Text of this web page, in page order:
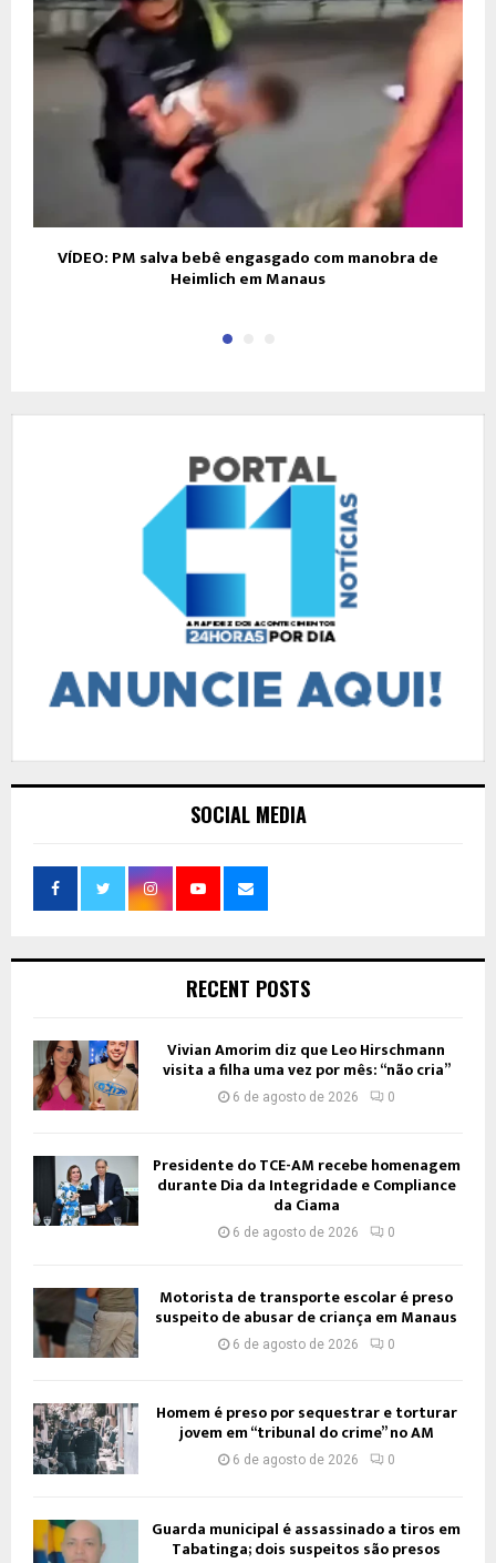
VÍDEO: PM salva bebê engasgado com manobra de
Heimlich em Manaus
SOCIAL MEDIA
RECENT POSTS
Vivian Amorim diz que Leo Hirschmann
visita a filha uma vez por mês: “não cria”
6 de agosto de 2026 0
Presidente do TCE-AM recebe homenagem
durante Dia da Integridade e Compliance
da Ciama
6 de agosto de 2026 0
Motorista de transporte escolar é preso
suspeito de abusar de criança em Manaus
6 de agosto de 2026 0
Homem é preso por sequestrar e torturar
jovem em “tribunal do crime” no AM
6 de agosto de 2026 0
Guarda municipal é assassinado a tiros em
Tabatinga; dois suspeitos são presos